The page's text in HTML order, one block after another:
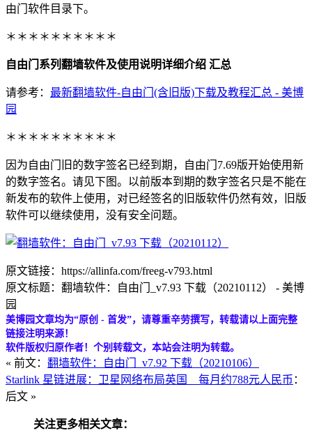
由门软件目录下。
＊＊＊＊＊＊＊＊＊＊
自由门系列翻墙软件及使用说明详细介绍 汇总
请参考： 最新翻墙软件-自由门(含旧版)下载及教程汇总 - 美博
园
＊＊＊＊＊＊＊＊＊＊
因为自由门旧的数字签名已经到期，自由门7.69版开始使用新
的数字签名。请见下图。以前版本到期的数字签名只是不能在
新发布的软件上使用，对已经签名的旧版软件仍然有效，旧版
软件可以继续使用，没有安全问题。
原文链接：https://allinfa.com/freeg-v793.html
原文标题：翻墙软件：自由门_v7.93 下载（20210112） - 美博
园
美博园文章均为“原创 - 首发”，请尊重辛劳撰写，转载请以上面完整
链接注明来源！
软件版权归原作者！个别转载文，本站会注明为转载。
« 前文： 翻墙软件：自由门_v7.92 下载（20210106）
Starlink 星链进展：卫星网络布局英国 每月约788元人民币 ：
后文 »
关注更多相关文章：